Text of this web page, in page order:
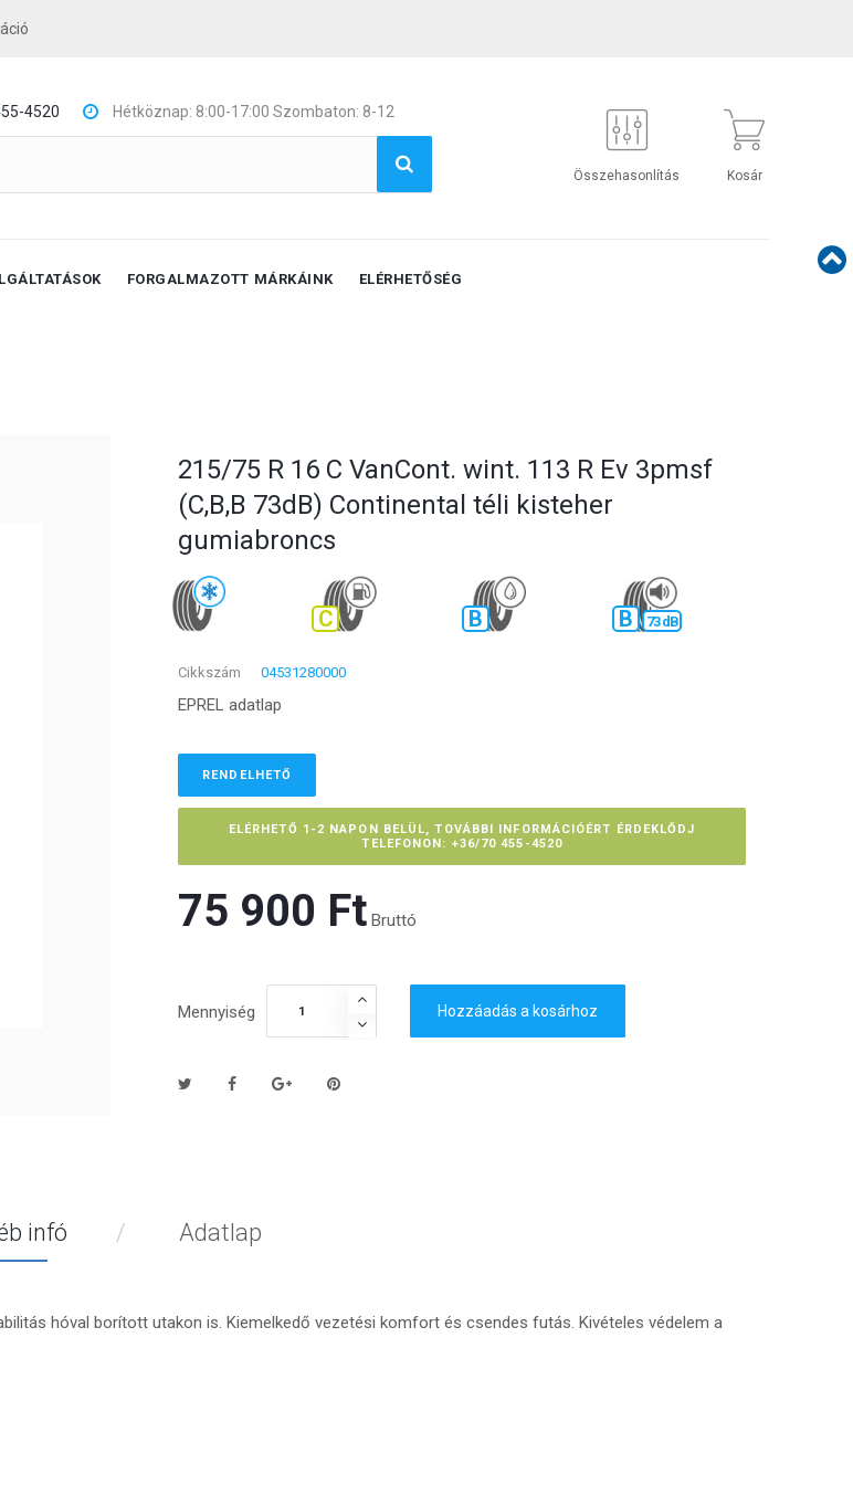
4520 Hétköznap: 8:00-17:00 Szombaton: 8-12
Összehasonlítás Kosár
FORGALMAZOTT MÁRKÁINK ELÉRHETŐSÉG
215/75 R 16 C VanCont. wint. 113 R Ev 3pmsf
(C,B,B 73dB) Continental téli kisteher
gumiabroncs
C B B 73 dB
Cikkszám 04531280000
EPREL adatlap
RENDELHETŐ
ELÉRHETŐ 1-2 NAPON BELÜL, TOVÁBBI INFORMÁCIÓÉRT ÉRDEKLŐDJ
TELEFONON: +36/70 455-4520
75 900 Ft‎ Bruttó
Mennyiség Hozzáadás a kosárhoz
infó Adatlap
hóval borított utakon is. Kiemelkedő vezetési komfort és csendes futás. Kivételes védelem a